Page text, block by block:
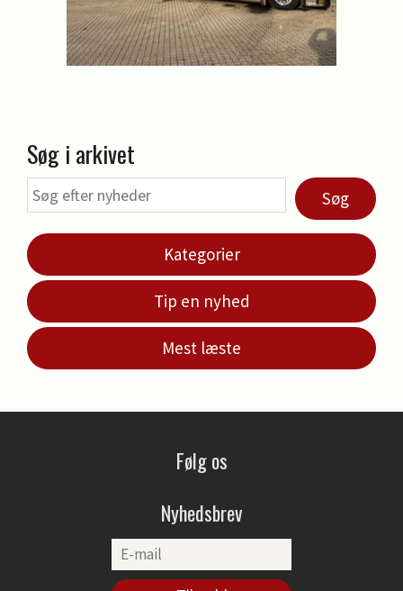
Søg i arkivet
Søg
Kategorier
Tip en nyhed
Mest læste
Følg os
Nyhedsbrev